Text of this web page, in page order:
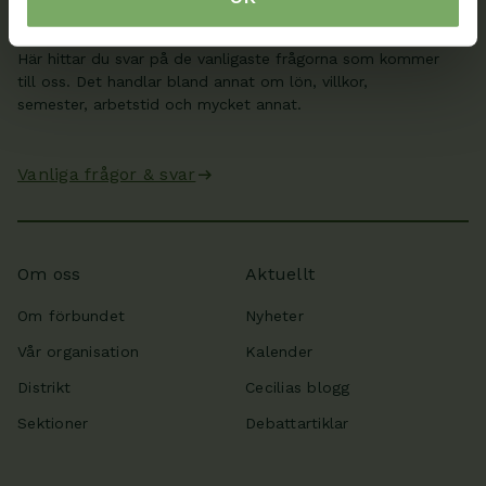
Här hittar du svar på de vanligaste frågorna som kommer
till oss. Det handlar bland annat om lön, villkor,
semester, arbetstid och mycket annat.
Vanliga frågor & svar
Om oss
Om förbundet
Vår organisation
Distrikt
Sektioner
Aktuellt
Nyheter
Kalender
Cecilias blogg
Debattartiklar